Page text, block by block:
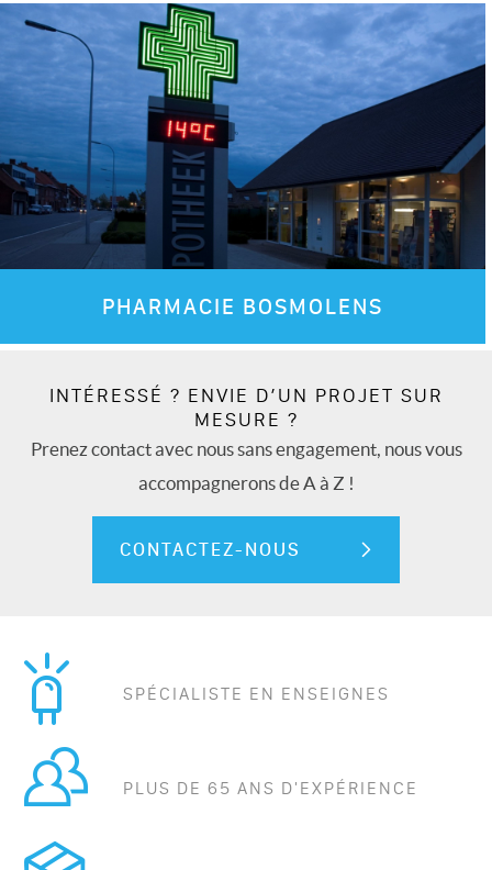
Images
PHARMACIE BOSMOLENS
INTÉRESSÉ ? ENVIE D’UN PROJET SUR
MESURE ?
Prenez contact avec nous sans engagement, nous vous
accompagnerons de A à Z !
CONTACTEZ-NOUS
SPÉCIALISTE EN ENSEIGNES
PLUS DE 65 ANS D'EXPÉRIENCE